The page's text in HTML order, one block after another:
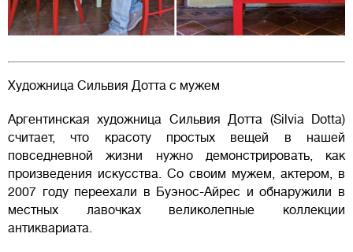
Художница Сильвия Дотта с мужем
Аргентинская художница Сильвия Дотта (Silvia Dotta)
считает, что красоту простых вещей в нашей
повседневной жизни нужно демонстрировать, как
произведения искусства. Со своим мужем, актером, в
2007 году переехали в Буэнос-Айрес и обнаружили в
местных лавочках великолепные коллекции
антиквариата.